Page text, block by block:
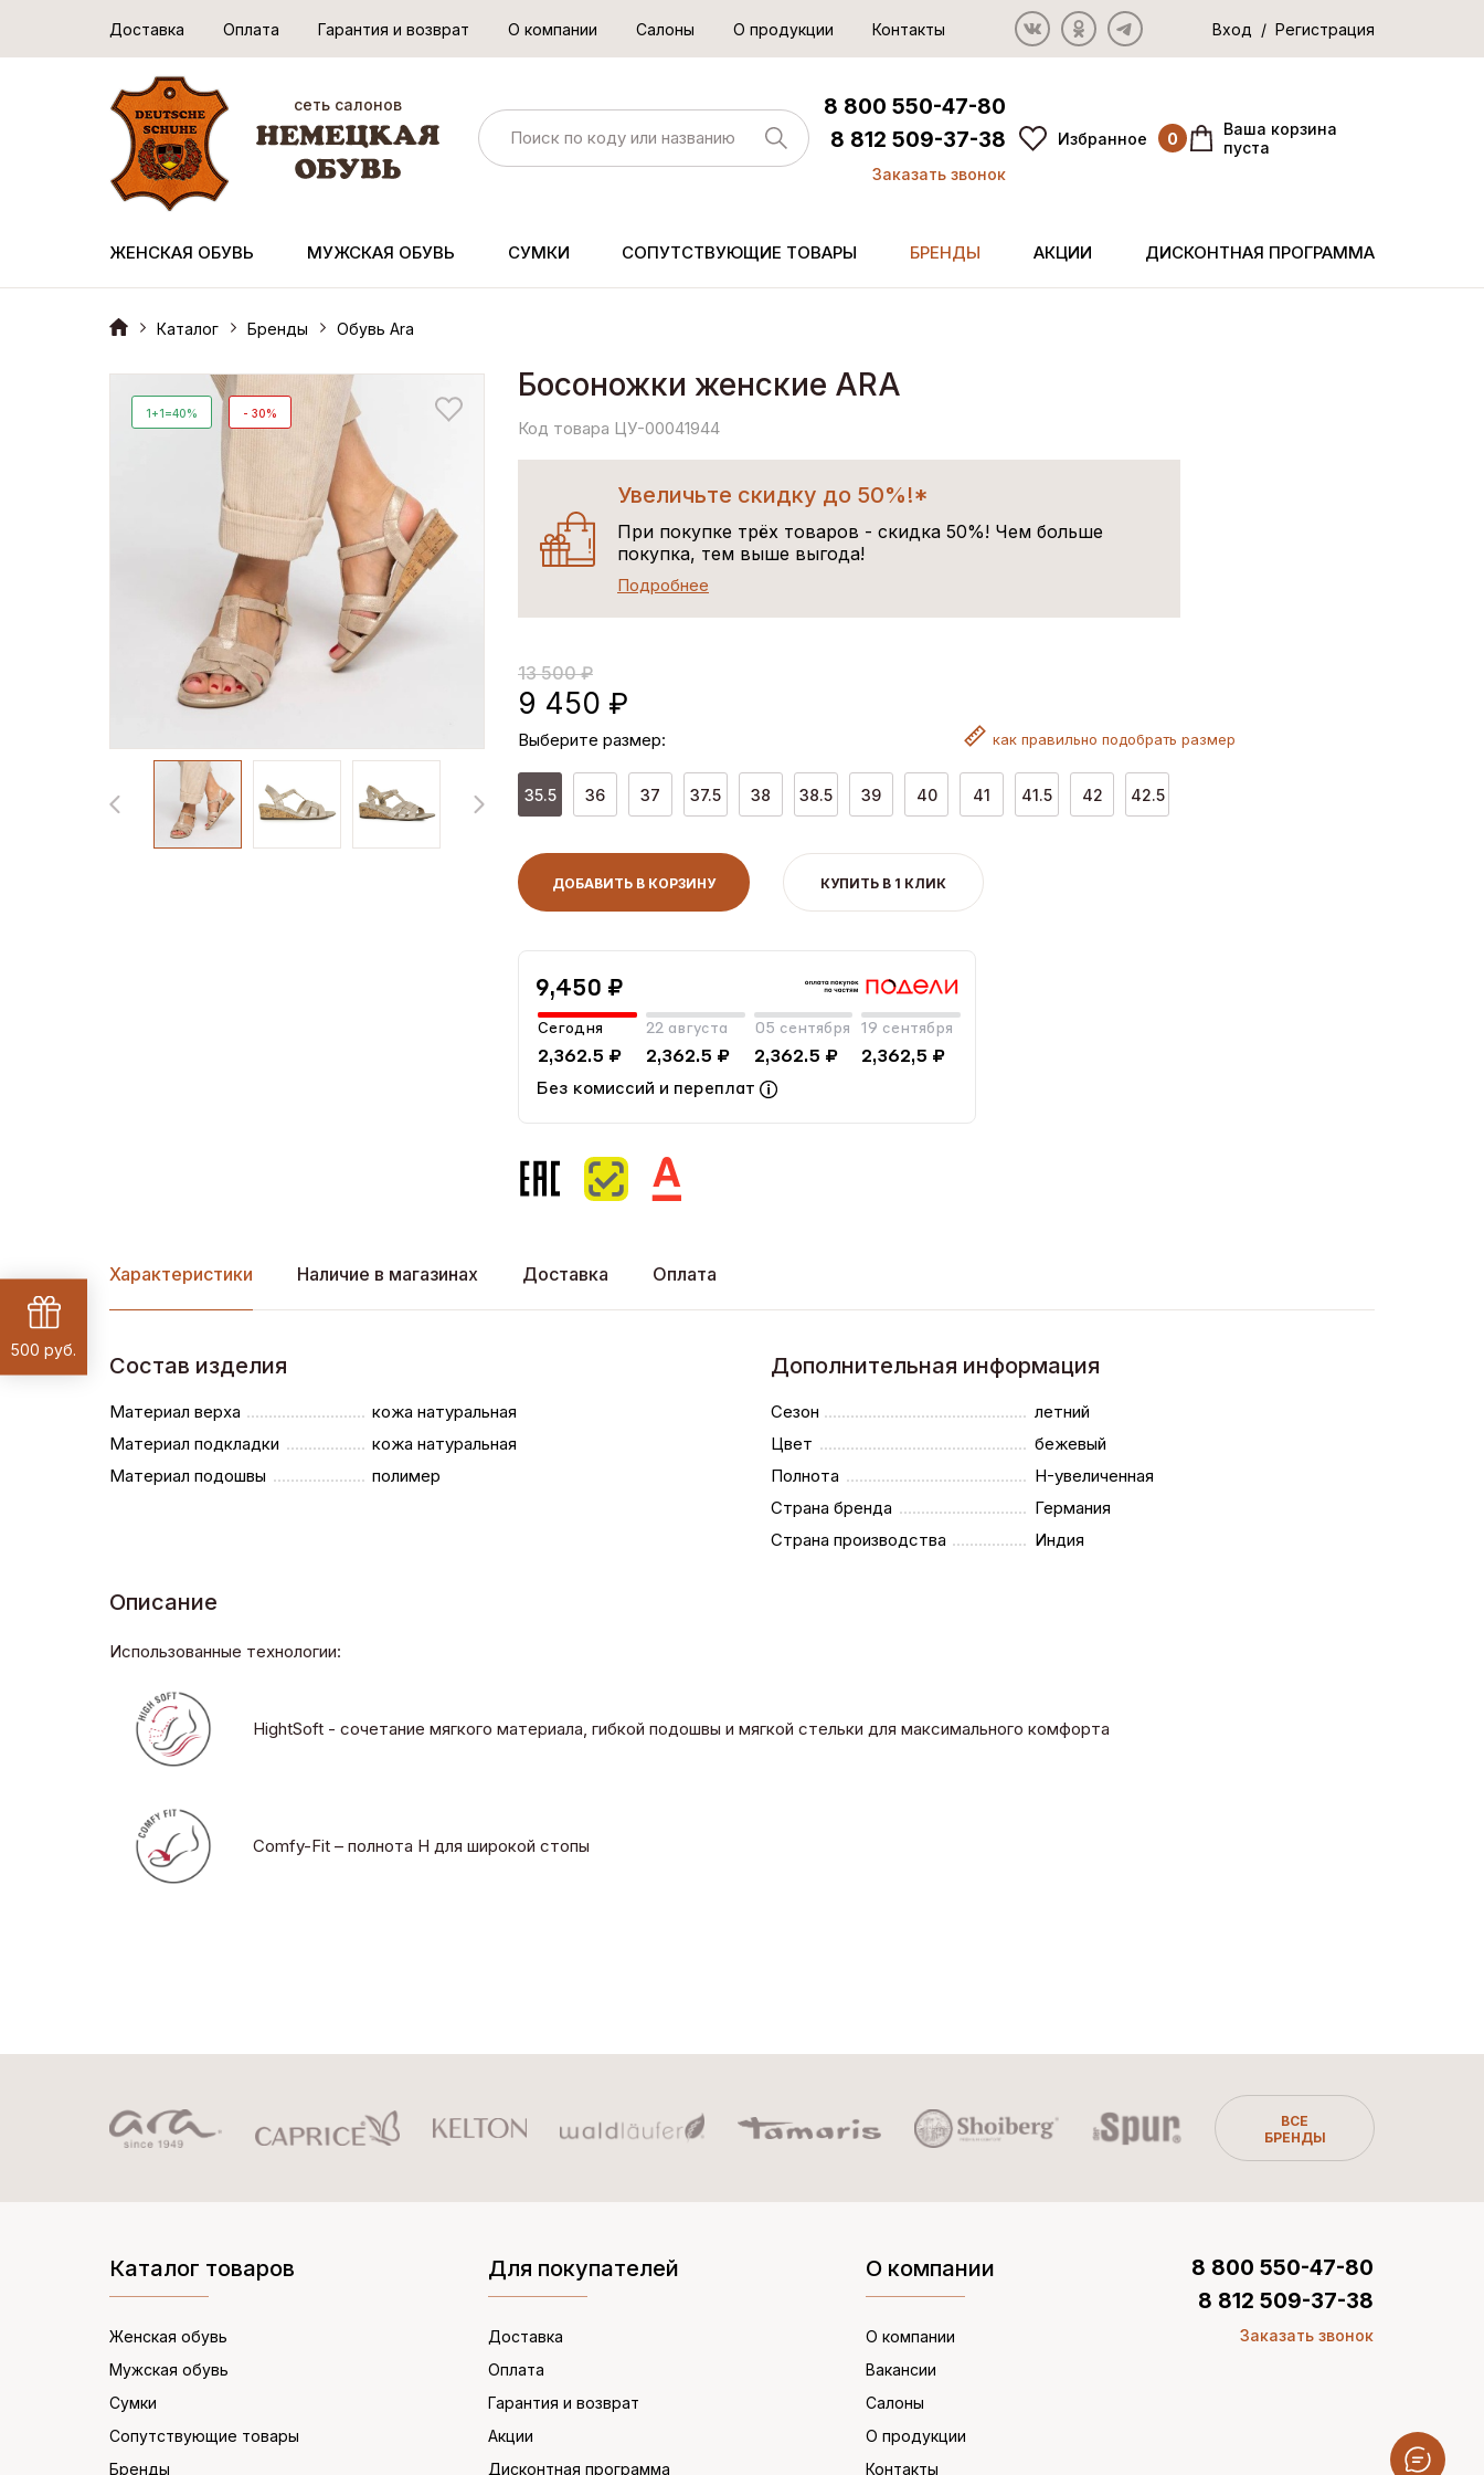
Доставка Оплата Гарантия и возврат О компании Салоны О продукции Контакты Вход / Регистрация
сеть салонов
8 800 550-47-80
8 812 509-37-38
Заказать звонок
Избранное 0
Ваша корзина
пуста
ЖЕНСКАЯ ОБУВЬ МУЖСКАЯ ОБУВЬ СУМКИ СОПУТСТВУЮЩИЕ ТОВАРЫ БРЕНДЫ АКЦИИ ДИСКОНТНАЯ ПРОГРАММА
Каталог Бренды Обувь Ara
1+1=40% - 30%
Босоножки женские ARA
Код товара ЦУ-00041944
Увеличьте скидку до 50%!*
При покупке трёх товаров - скидка 50%! Чем больше
покупка, тем выше выгода!
Подробнее
13 500 ₽
9 450 ₽
Выберите размер: как правильно подобрать размер
35.5 36 37 37.5 38 38.5 39 40 41 41.5 42 42.5
ДОБАВИТЬ В КОРЗИНУ КУПИТЬ В 1 КЛИК
9,450 ₽
Сегодня
2,362.5 ₽
22 августа
2,362.5 ₽
05 сентября
2,362.5 ₽
19 сентября
2,362,5 ₽
Без комиссий и переплат
Характеристики Наличие в магазинах Доставка Оплата
Состав изделия
Материал верха
кожа натуральная
Материал подкладки
кожа натуральная
Материал подошвы
полимер
Дополнительная информация
Сезон
летний
Цвет
бежевый
Полнота
H-увеличенная
Страна бренда
Германия
Страна производства
Индия
Описание
Использованные технологии:
HightSoft - сочетание мягкого материала, гибкой подошвы и мягкой стельки для максимального комфорта
Comfy-Fit – полнота H для широкой стопы
ВСЕ
БРЕНДЫ
Каталог товаров
Женская обувь
Мужская обувь
Сумки
Сопутствующие товары
Бренды
Для покупателей
Доставка
Оплата
Гарантия и возврат
Акции
Дисконтная программа
О компании
О компании
Вакансии
Салоны
О продукции
Контакты
8 800 550-47-80
8 812 509-37-38
Заказать звонок
500 руб.